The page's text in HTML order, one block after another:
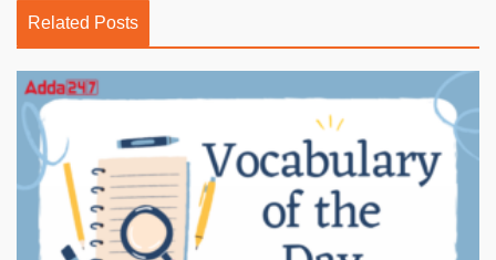
Related Posts